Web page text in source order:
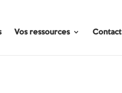
Vos ressources Contact